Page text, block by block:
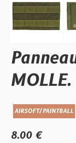
AIRSOFT/PAINTBALL
8.00 €